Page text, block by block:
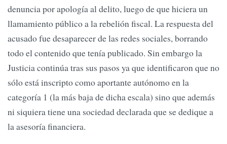
denuncia por apología al delito, luego de que hiciera un
llamamiento público a la rebelión fiscal. La respuesta del
acusado fue desaparecer de las redes sociales, borrando
todo el contenido que tenía publicado. Sin embargo la
Justicia continúa tras sus pasos ya que identificaron que no
sólo está inscripto como aportante autónomo en la
categoría 1 (la más baja de dicha escala) sino que además
ni siquiera tiene una sociedad declarada que se dedique a
la asesoría financiera.